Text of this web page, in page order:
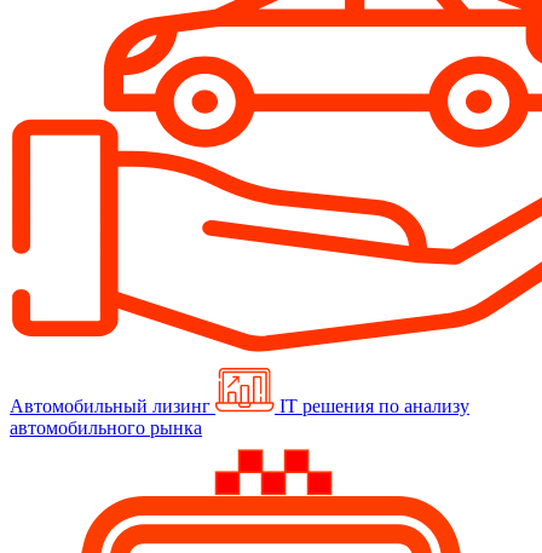
Автомобильный лизинг
IT решения по анализу
автомобильного рынка